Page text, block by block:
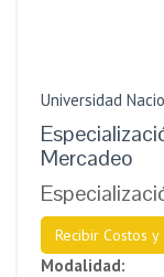
Universidad
Mercadeo
Recibir Costos
Modalidad: